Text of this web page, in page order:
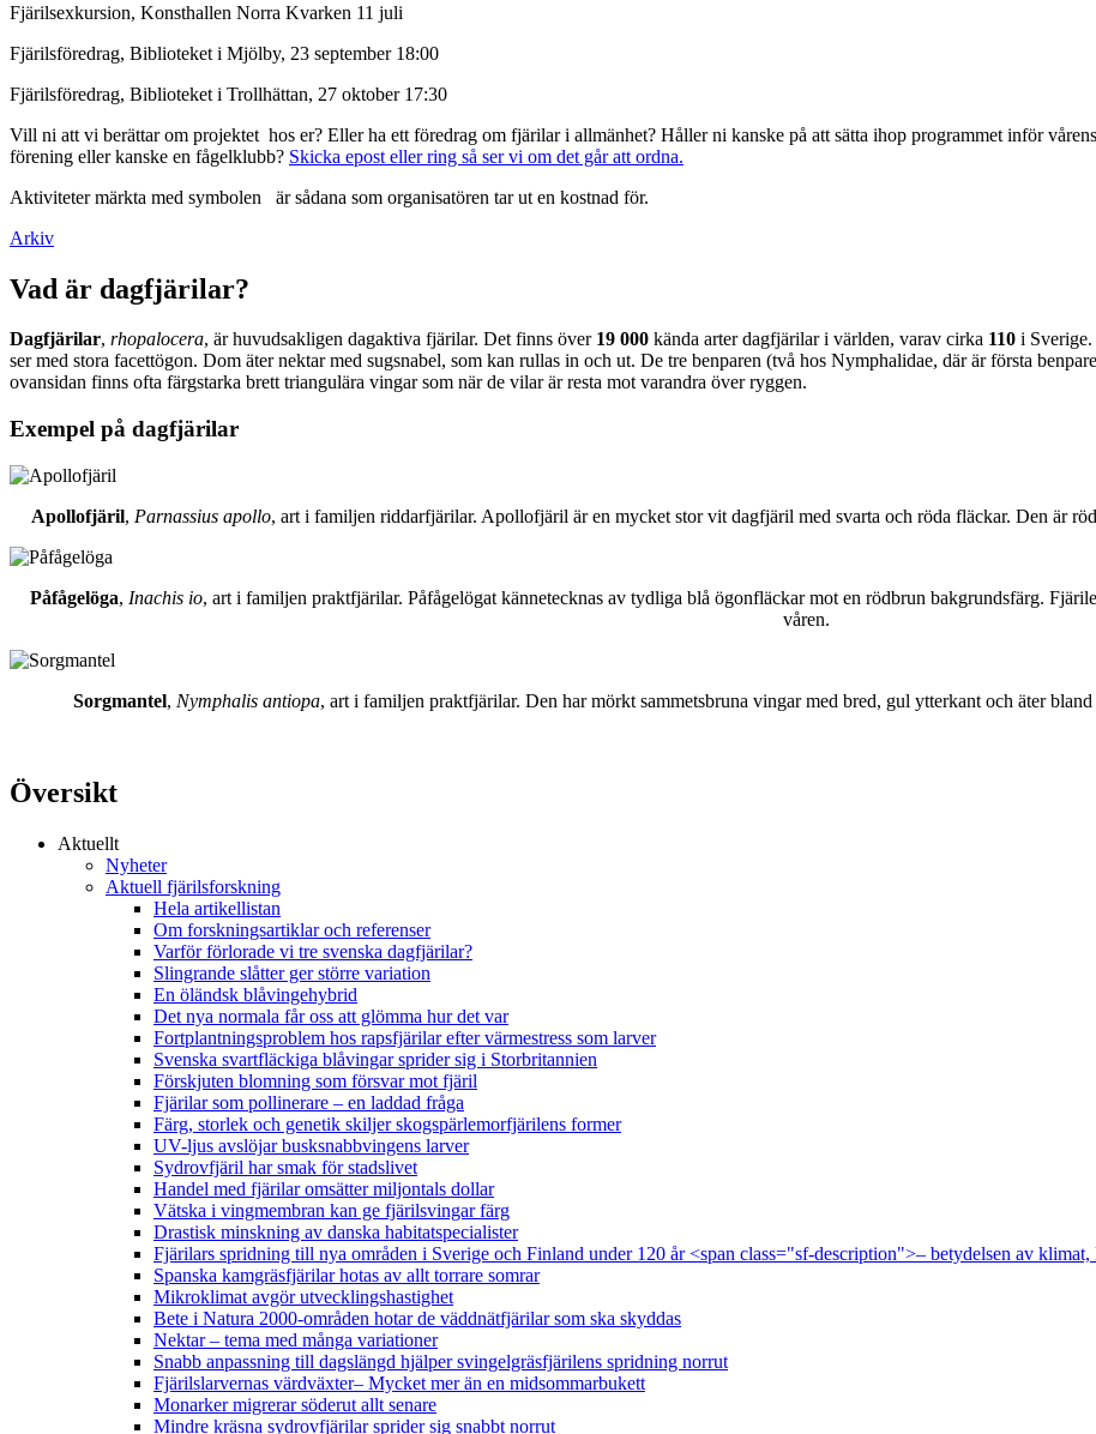
Fjärilsexkursion, Konsthallen Norra Kvarken 11 juli
Fjärilsföredrag, Biblioteket i Mjölby, 23 september 18:00
Fjärilsföredrag, Biblioteket i Trollhättan, 27 oktober 17:30
Vill ni att vi berättar om projektet hos er? Eller ha ett föredrag om fjärilar i allmänhet? Håller ni kanske på att sätta ihop programmet inför
förening eller kanske en fågelklubb? Skicka epost eller ring så ser vi om det går att ordna.
Aktiviteter märkta med symbolen
är sådana som organisatören tar ut en kostnad för.
Arkiv
Vad är dagfjärilar?
Dagfjärilar, rhopalocera, är huvudsakligen dagaktiva fjärilar. Det finns över 19 000 kända arter dagfjärilar i världen, varav cirka 110 i
ser med stora facettögon. Dom äter nektar med sugsnabel, som kan rullas in och ut. De tre benparen (två hos Nymphalidae, där är första
ovansidan finns ofta färgstarka brett triangulära vingar som när de vilar är resta mot varandra över ryggen.
Exempel på dagfjärilar
Apollofjäril, Parnassius apollo, art i familjen riddarfjärilar. Apollofjäril är en mycket stor vit dagfjäril med svarta och röda fläckar. Den är
Påfågelöga, Inachis io, art i familjen praktfjärilar. Påfågelögat kännetecknas av tydliga blå ögonfläckar mot en rödbrun bakgrundsfärg.
våren.
Sorgmantel, Nymphalis antiopa, art i familjen praktfjärilar. Den har mörkt sammetsbruna vingar med bred, gul ytterkant och äter
Översikt
Aktuellt
Nyheter
Aktuell fjärilsforskning
Hela artikellistan
Om forskningsartiklar och referenser
Varför förlorade vi tre svenska dagfjärilar?
Slingrande slåtter ger större variation
En öländsk blåvingehybrid
Det nya normala får oss att glömma hur det var
Fortplantningsproblem hos rapsfjärilar efter värmestress som larver
Svenska svartfläckiga blåvingar sprider sig i Storbritannien
Förskjuten blomning som försvar mot fjäril
Fjärilar som pollinerare – en laddad fråga
Färg, storlek och genetik skiljer skogspärlemorfjärilens former
UV-ljus avslöjar busksnabbvingens larver
Sydrovfjäril har smak för stadslivet
Handel med fjärilar omsätter miljontals dollar
Vätska i vingmembran kan ge fjärilsvingar färg
Drastisk minskning av danska habitatspecialister
Fjärilars spridning till nya områden i Sverige och Finland under 120 år <span class="sf-description">– betydelsen av klimat,
Spanska kamgräsfjärilar hotas av allt torrare somrar
Mikroklimat avgör utvecklingshastighet
Bete i Natura 2000-områden hotar de väddnätfjärilar som ska skyddas
Nektar – tema med många variationer
Snabb anpassning till dagslängd hjälper svingelgräsfjärilens spridning norrut
Fjärilslarvernas värdväxter– Mycket mer än en midsommarbukett
Monarker migrerar söderut allt senare
Mindre kräsna sydrovfjärilar sprider sig snabbt norrut